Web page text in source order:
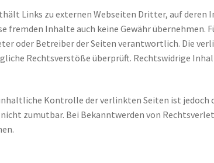
Links zu externen Webseiten Dritter, auf deren
fremden Inhalte auch keine Gewähr
oder Betreiber der Seiten verantwortlich. Die
Rechtsverstöße überprüft. Rechtswidrige
Kontrolle der verlinkten Seiten ist
zumutbar. Bei Bekanntwerden von